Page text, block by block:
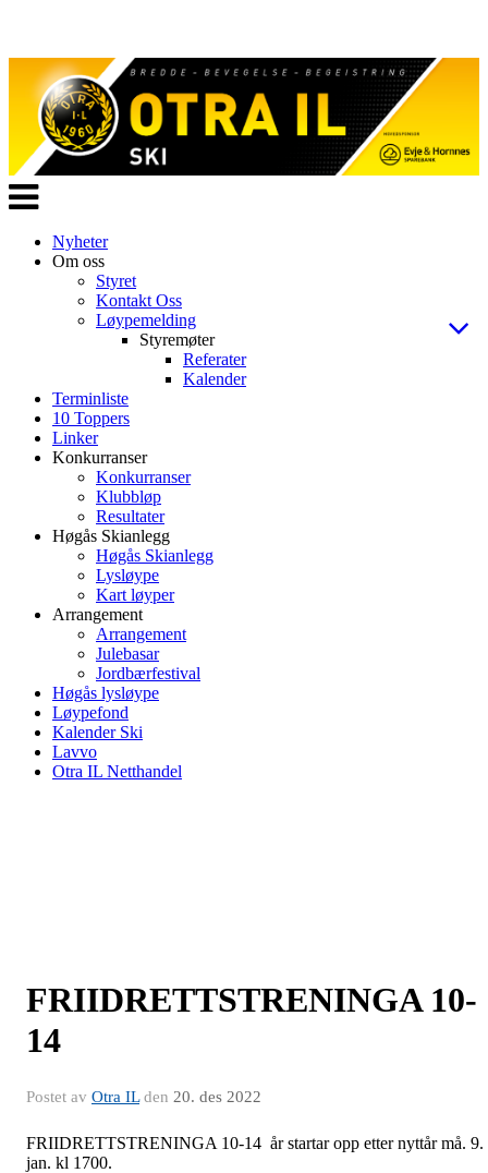
Veksle
navigasjon
Nyheter
Om oss
Styret
Kontakt Oss
Løypemelding
Styremøter
Referater
Kalender
Terminliste
10 Toppers
Linker
Konkurranser
Konkurranser
Klubbløp
Resultater
Høgås Skianlegg
Høgås Skianlegg
Lysløype
Kart løyper
Arrangement
Arrangement
Julebasar
Jordbærfestival
Høgås lysløype
Løypefond
Kalender Ski
Lavvo
Otra IL Netthandel
FRIIDRETTSTRENINGA 10-
14
Postet av Otra ILden 20. des 2022
FRIIDRETTSTRENINGA 10-14 år startar opp etter nyttår må. 9.
jan. kl 1700.